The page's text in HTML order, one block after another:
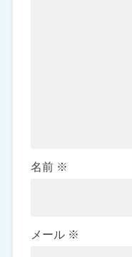
名前 ※
メール ※